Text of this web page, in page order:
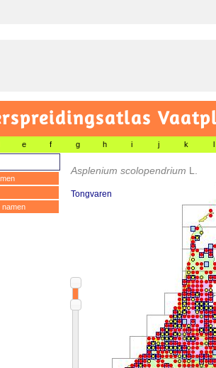
e f g h i j k l
namen
Asplenium scolopendrium L.
Tongvaren